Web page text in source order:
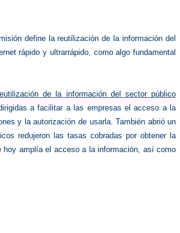
define la reutilización de la información del
rápido y ultrarrápido, como algo fundamental
de la información del sector público
a facilitar a las empresas el acceso a la
y la autorización de usarla. También abrió un
redujeron las tasas cobradas por obtener la
hoy amplía el acceso a la información, así como